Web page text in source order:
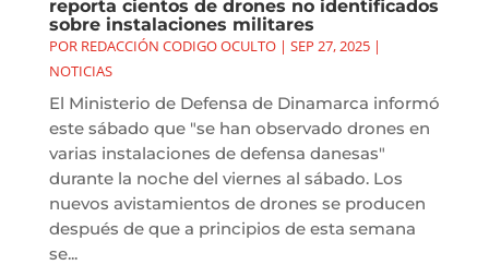
reporta cientos de drones no identificados
sobre instalaciones militares
POR REDACCIÓN CODIGO OCULTO| SEP 27, 2025|
NOTICIAS
El Ministerio de Defensa de Dinamarca informó
este sábado que "se han observado drones en
varias instalaciones de defensa danesas"
durante la noche del viernes al sábado. Los
nuevos avistamientos de drones se producen
después de que a principios de esta semana
se...